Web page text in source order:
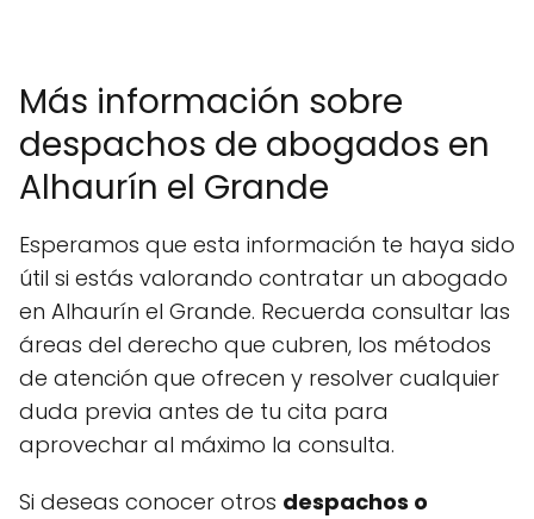
Más información sobre
despachos de abogados en
Alhaurín el Grande
Esperamos que esta información te haya sido
útil si estás valorando contratar un abogado
en Alhaurín el Grande. Recuerda consultar las
áreas del derecho que cubren, los métodos
de atención que ofrecen y resolver cualquier
duda previa antes de tu cita para
aprovechar al máximo la consulta.
Si deseas conocer otros despachos o